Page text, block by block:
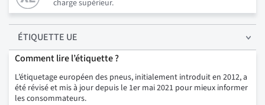
charge supérieur.
ÉTIQUETTE UE
Comment lire l’étiquette ?
L’étiquetage européen des pneus, initialement introduit en 2012, a
été révisé et mis à jour depuis le 1er mai 2021 pour mieux informer
les consommateurs.